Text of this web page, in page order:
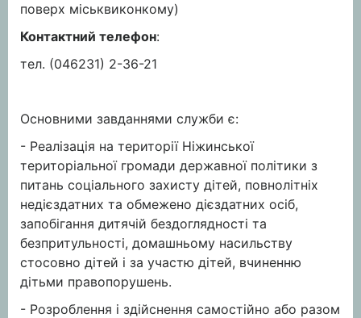
поверх міськвиконкому)
Контактний телефон:
тел. (046231) 2-36-21
Основними завданнями служби є:
- Реалізація на території Ніжинської
територіальної громади державної політики з
питань соціального захисту дітей, повнолітніх
недієздатних та обмежено дієздатних осіб,
запобігання дитячій бездоглядності та
безпритульності, домашньому насильству
стосовно дітей і за участю дітей, вчиненню
дітьми правопорушень.
- Розроблення і здійснення самостійно або разом